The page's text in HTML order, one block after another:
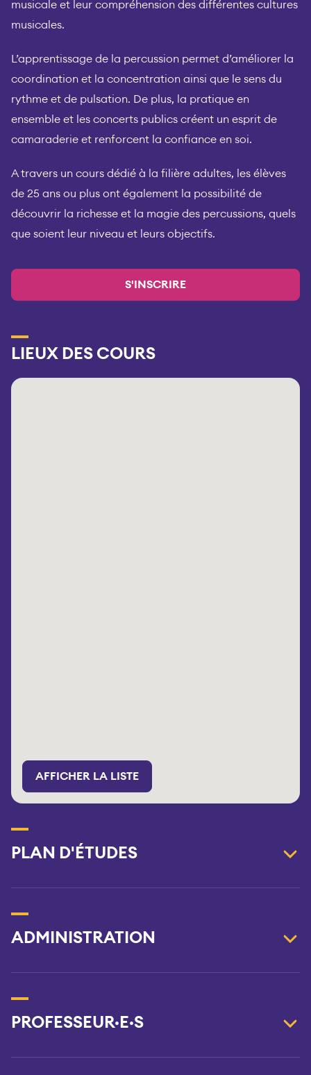
musicale et leur compréhension des différentes cultures
musicales.
L’apprentissage de la percussion permet d’améliorer la
coordination et la concentration ainsi que le sens du
rythme et de pulsation. De plus, la pratique en
ensemble et les concerts publics créent un esprit de
camaraderie et renforcent la confiance en soi.
A travers un cours dédié à la filière adultes, les élèves
de 25 ans ou plus ont également la possibilité de
découvrir la richesse et la magie des percussions, quels
que soient leur niveau et leurs objectifs.
S'INSCRIRE
LIEUX DES COURS
AFFICHER LA LISTE
PLAN D'ÉTUDES
ADMINISTRATION
PROFESSEUR·E·S